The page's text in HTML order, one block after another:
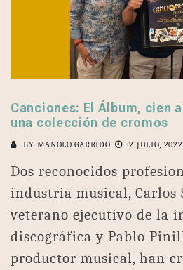
Canciones: El Álbum, cien
una colección de cromos
BY MANOLO GARRIDO 12 JULIO, 2022
Dos reconocidos
industria musical, Carlos
veterano ejecutivo de la
discográfica y Pablo
productor musical, han